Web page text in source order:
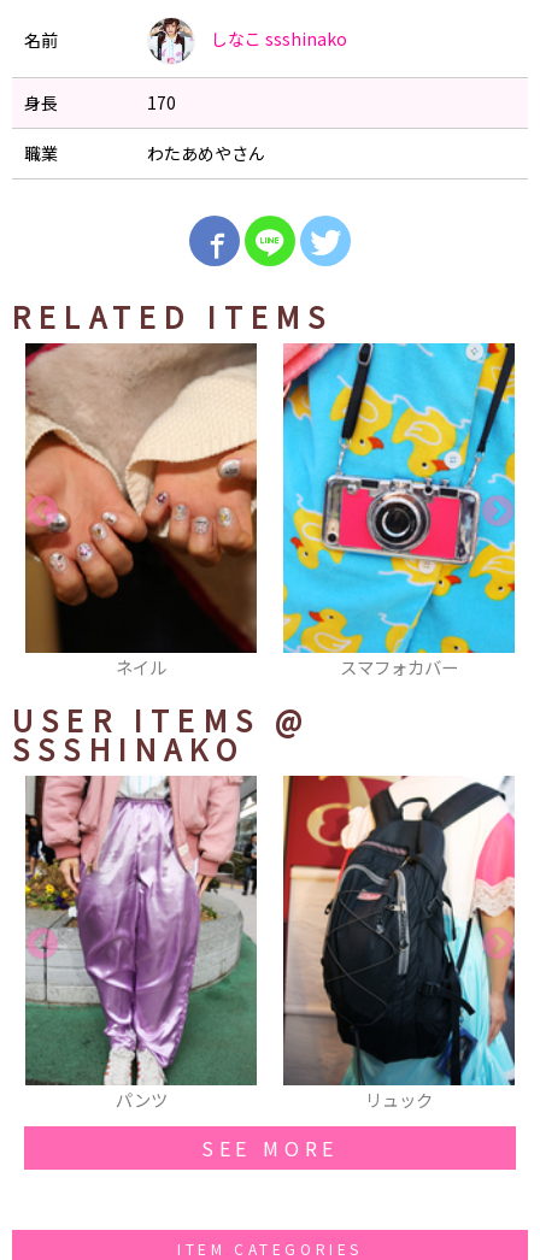
名前 しなこ ssshinako
身長 170
職業 わたあめやさん
RELATED ITEMS
スマフォカバー ティアラ
USER ITEMS @
SSSHINAKO
リュック ブレスレット
SEE MORE
ITEM CATEGORIES